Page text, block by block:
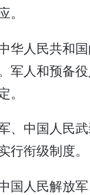
人民共和国
军人和预备
、中国人民
行衔级制度。
人民解放军